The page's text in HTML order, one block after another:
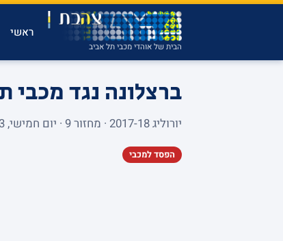
הבית של אוהדי מכבי תל אביב
ראשי
ברצלונה נגד מכבי
יורוליג 2017-18 · מחזור 9 · יום חמישי, 23 בנובמבר 2017 · PALAU BLAUGRANA · 5,934 צופים
הפסד למכבי